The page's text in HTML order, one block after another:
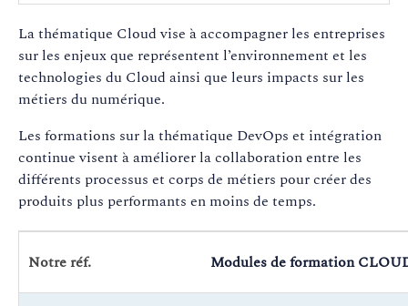
La thématique Cloud vise à accompagner les entreprises
sur les enjeux que représentent l’environnement et les
technologies du Cloud ainsi que leurs impacts sur les
métiers du numérique.
Les formations sur la thématique DevOps et intégration
continue visent à améliorer la collaboration entre les
différents processus et corps de métiers pour créer des
produits plus performants en moins de temps.
Notre réf. Modules de formation